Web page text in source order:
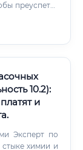
преуспеть?
10.2):
и
Эксперт по
химии и